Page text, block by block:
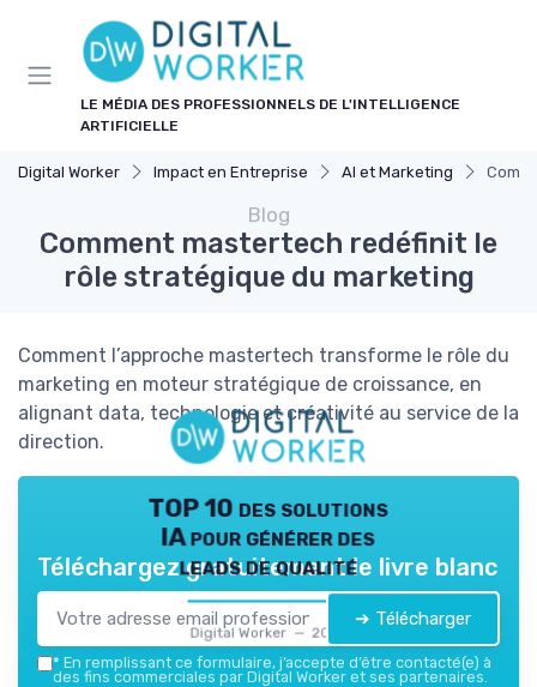
LE MÉDIA DES PROFESSIONNELS DE L'INTELLIGENCE
ARTIFICIELLE
Digital Worker Impact en Entreprise AI et Marketing
Blog
Comment mastertech redéfinit le
rôle stratégique du marketing
Comment l’approche mastertech transforme le rôle du
marketing en moteur stratégique de croissance, en
alignant data, technologie et créativité au service de la
direction.
TOP 10 des solutions
IA pour générer des
leads de qualité
Digital Worker — 2026
Téléchargez gratuitement le livre blanc
➔ Télécharger
* En remplissant ce formulaire, j’accepte d’être contacté(e) à
des fins commerciales par Digital Worker et ses partenaires.